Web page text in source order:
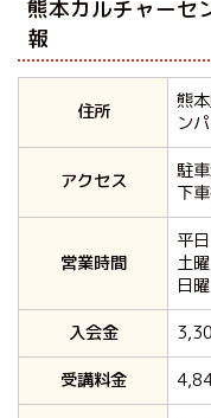
熊本カルチャーセ
報
住所
熊
ン
アクセス
駐
下
営業時間
平
土
日
入会金
受講料金